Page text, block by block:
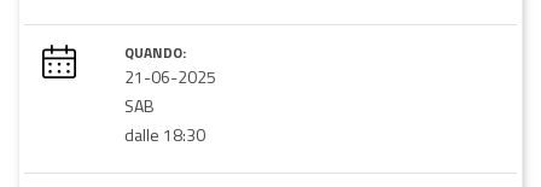
QUANDO:
21-06-2025
SAB
dalle 18:30